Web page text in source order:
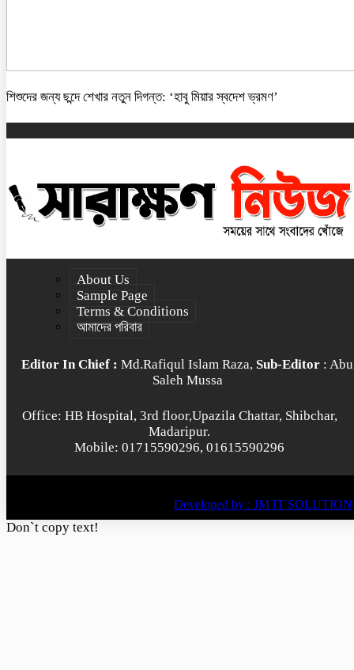
শিশুদের জন্য ছন্দে শেখার নতুন দিগন্ত: ‘হাবু মিয়ার স্বদেশ ভ্রমণ’
About Us
Sample Page
Terms & Conditions
আমাদের পরিবার
Editor In Chief : Md.Rafiqul Islam Raza, Sub-Editor : Abu
Saleh Mussa
Office: HB Hospital, 3rd floor,Upazila Chattar, Shibchar,
Madaripur.
Mobile: 01715590296, 01615590296
Developed by : JM IT SOLUTION
Don`t copy text!